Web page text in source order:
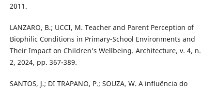
2011.
LANZARO, B.; UCCI, M. Teacher and Parent Perception of
Biophilic Conditions in Primary-School Environments and
Their Impact on Children’s Wellbeing. Architecture, v. 4, n.
2, 2024, pp. 367-389.
SANTOS, J.; DI TRAPANO, P.; SOUZA, W. A influência do